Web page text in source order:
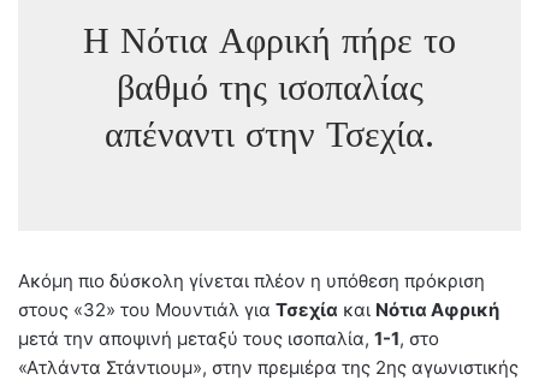
Η Νότια Αφρική πήρε το
βαθμό της ισοπαλίας
απέναντι στην Τσεχία.
Ακόμη πιο δύσκολη γίνεται πλέον η υπόθεση πρόκριση
στους «32» του Μουντιάλ για Τσεχία και Νότια Αφρική
μετά την αποψινή μεταξύ τους ισοπαλία, 1-1, στο
«Ατλάντα Στάντιουμ», στην πρεμιέρα της 2ης αγωνιστικής